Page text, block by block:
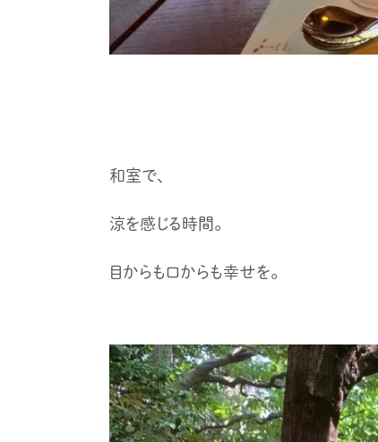
和室で、
涼を感じる時間。
目からも口からも幸せを。